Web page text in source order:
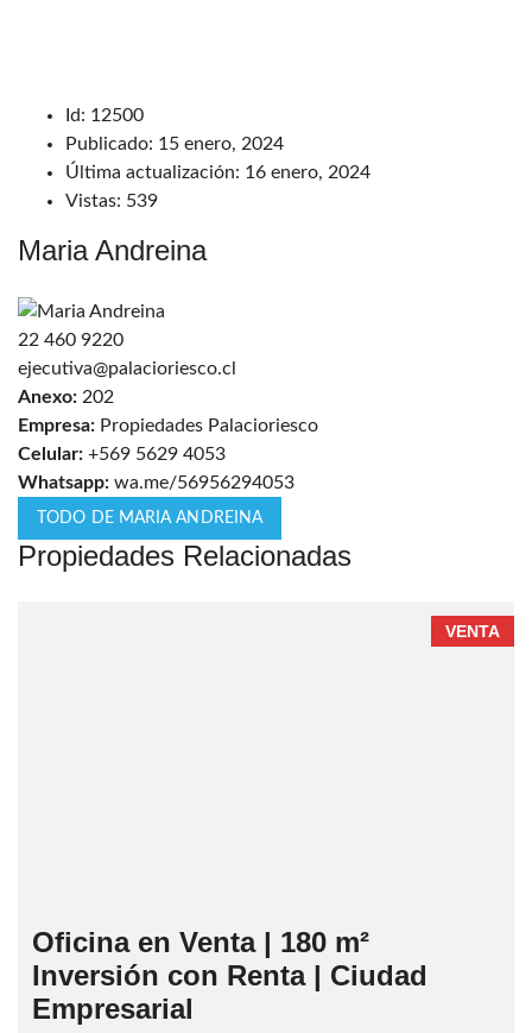
Id: 12500
Publicado: 15 enero, 2024
Última actualización: 16 enero, 2024
Vistas: 539
Maria Andreina
22 460 9220
ejecutiva@palacioriesco.cl
Anexo: 202
Empresa: Propiedades Palacioriesco
Celular: +569 5629 4053
Whatsapp: wa.me/56956294053
TODO DE MARIA ANDREINA
Propiedades Relacionadas
VENTA
Oficina en Venta | 180 m²
Inversión con Renta | Ciudad
Empresarial